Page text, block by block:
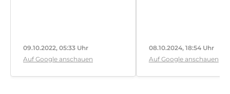
09.10.2022, 05:33 Uhr
Auf Google anschauen
08.10.2024, 18:54 Uhr
Auf Google anschauen